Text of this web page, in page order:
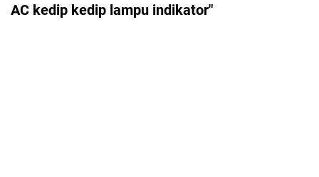
AC kedip kedip lampu indikator"